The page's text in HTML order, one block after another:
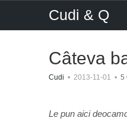
Cudi & Q
Câteva
Cudi • 2013-11-01 • 5
Le pun aici